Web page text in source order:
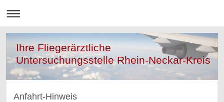
Ihre Fliegerärztliche
Untersuchungsstelle Rhein-Neckar-Kreis
Anfahrt-Hinweis